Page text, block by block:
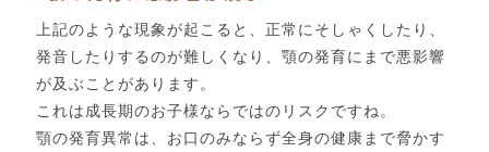
上記のような現象が起こると、正常にそしゃくしたり、
発音したりするのが難しくなり、顎の発育にまで悪影響
が及ぶことがあります。
これは成長期のお子様ならではのリスクですね。
顎の発育異常は、お口のみならず全身の健康まで脅かす